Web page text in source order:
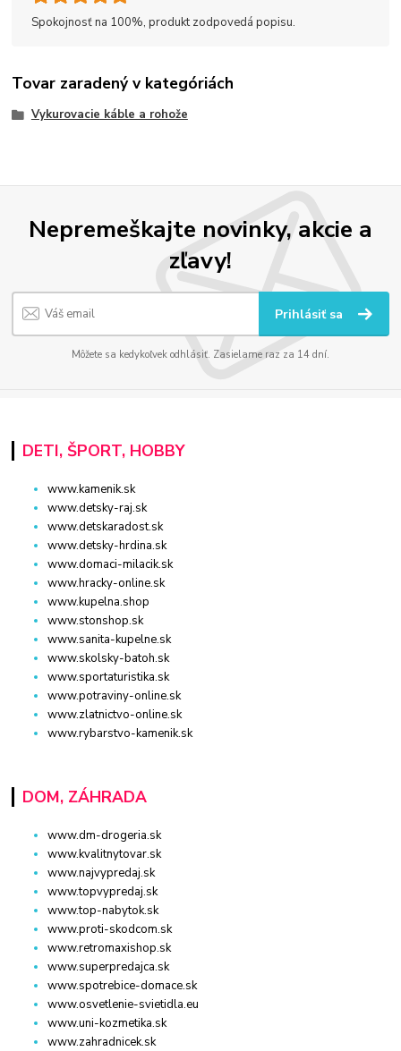
Spokojnosť na 100%, produkt zodpovedá popisu.
Tovar zaradený v kategóriách
Vykurovacie káble a rohože
Nepremeškajte novinky, akcie a
zľavy!
Prihlásiť sa
Môžete sa kedykoľvek odhlásiť. Zasielame raz za 14 dní.
DETI, ŠPORT, HOBBY
www.kamenik.sk
www.detsky-raj.sk
www.detskaradost.sk
www.detsky-hrdina.sk
www.domaci-milacik.sk
www.hracky-online.sk
www.kupelna.shop
www.stonshop.sk
www.sanita-kupelne.sk
www.skolsky-batoh.sk
www.sportaturistika.sk
www.potraviny-online.sk
www.zlatnictvo-online.sk
www.rybarstvo-kamenik.sk
DOM, ZÁHRADA
www.dm-drogeria.sk
www.kvalitnytovar.sk
www.najvypredaj.sk
www.topvypredaj.sk
www.top-nabytok.sk
www.proti-skodcom.sk
www.retromaxishop.sk
www.superpredajca.sk
www.spotrebice-domace.sk
www.osvetlenie-svietidla.eu
www.uni-kozmetika.sk
www.zahradnicek.sk